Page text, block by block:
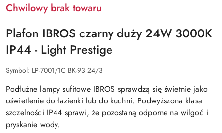
Chwilowy brak towaru
Plafon IBROS czarny duży 24W 3000K
IP44 - Light Prestige
Symbol: LP-7001/1C BK-93 24/3
Podłużne lampy sufitowe IBROS sprawdzą się świetnie jako
oświetlenie do łazienki lub do kuchni. Podwyższona klasa
szczelności IP44 sprawi, że pozostaną odporne na wilgoć i
pryskanie wody.